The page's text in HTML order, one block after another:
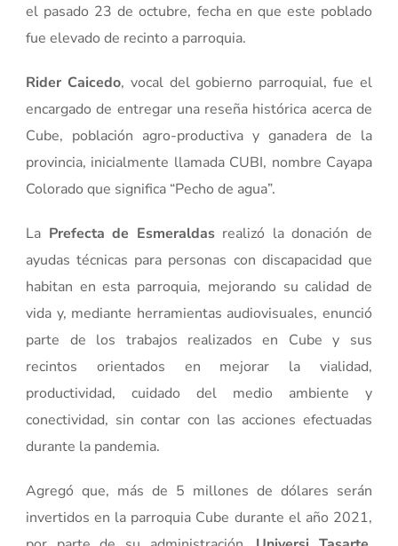
el pasado 23 de octubre, fecha en que este poblado
fue elevado de recinto a parroquia.
Rider Caicedo, vocal del gobierno parroquial, fue el
encargado de entregar una reseña histórica acerca de
Cube, población agro-productiva y ganadera de la
provincia, inicialmente llamada CUBI, nombre Cayapa
Colorado que significa “Pecho de agua”.
La Prefecta de Esmeraldasrealizó la donación de
ayudas técnicas para personas con discapacidad que
habitan en esta parroquia, mejorando su calidad de
vida y, mediante herramientas audiovisuales, enunció
parte de los trabajos realizados en Cube y sus
recintos orientados en mejorar la vialidad,
productividad, cuidado del medio ambiente y
conectividad, sin contar con las acciones efectuadas
durante la pandemia.
Agregó que, más de 5 millones de dólares serán
invertidos en la parroquia Cube durante el año 2021,